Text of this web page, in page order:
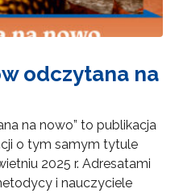
odczytana na
na nowo” to publikacja
o tym samym tytule
2025 r. Adresatami
i nauczyciele